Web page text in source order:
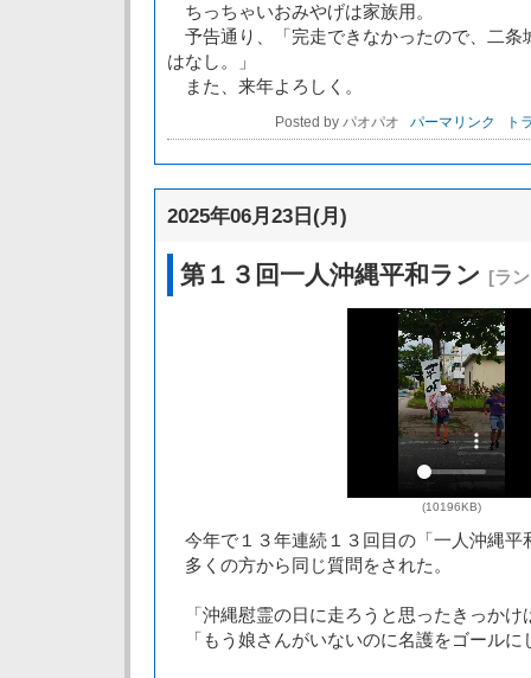
ちっちゃいおみやげは家族用。
予告通り、「完走できなかったので、二条
はなし。」
また、来年よろしく。
Posted by パオパオ パーマリンク ト
2025年06月23日(月)
第１３回一人沖縄平和ラン [ラ
(10196KB)
今年で１３年連続１３回目の「一人沖縄平
多くの方から同じ質問をされた。
「沖縄慰霊の日に走ろうと思ったきっかけ
「もう娘さんがいないのに名護をゴールに